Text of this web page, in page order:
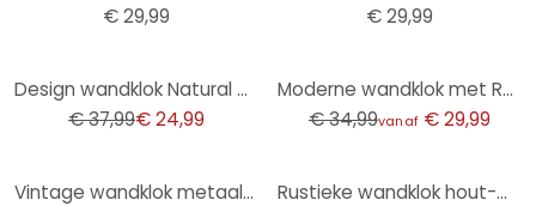
€ 29,99
€ 29,99
Design wandklok Natural Contrast - Klok met houten look en Arabische cijfers Ø50 cm
€ 37,99€ 24,99
Moderne wandklok met Romeinse cijfers Ø40 cm
€ 34,99vanaf € 29,99
Vintage wandklok metaal-hout-look met cijfers in Afmeting Ø30cm
Rustieke wandklok hout-metaal look met vintage cijfers geruisloos Ø30cm